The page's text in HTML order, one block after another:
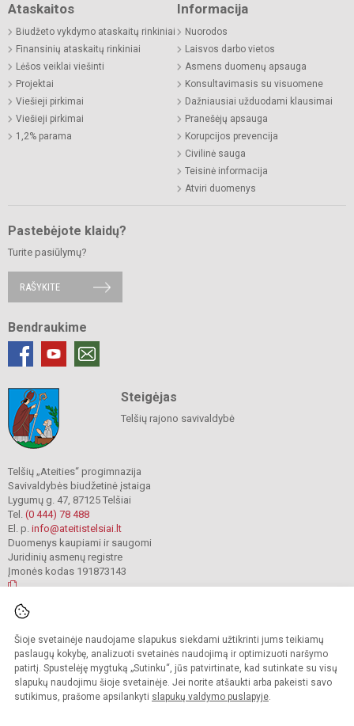
Šioje svetainėje naudojame slapukus siekdami užtikrinti jums teikiamų
paslaugų kokybę, analizuoti svetainės naudojimą ir optimizuoti naršymo
patirtį. Spustelėję mygtuką „Sutinku“, jūs patvirtinate, kad sutinkate su visų
slapukų naudojimu šioje svetainėje. Jei norite atšaukti arba pakeisti savo
sutikimus, prašome apsilankyti slapukų valdymo puslapyje.
Ataskaitos
Biudžeto vykdymo ataskaitų rinkiniai
Finansinių ataskaitų rinkiniai
Lėšos veiklai viešinti
Projektai
Viešieji pirkimai
Viešieji pirkimai
1,2% parama
Informacija
Nuorodos
Laisvos darbo vietos
Asmens duomenų apsauga
Konsultavimasis su visuomene
Dažniausiai užduodami klausimai
Pranešėjų apsauga
Korupcijos prevencija
Civilinė sauga
Teisinė informacija
Atviri duomenys
Pastebėjote klaidų?
Turite pasiūlymų?
RAŠYKITE
Bendraukime
Steigėjas
Telšių rajono savivaldybė
Telšių „Ateities“ progimnazija
Savivaldybės biudžetinė įstaiga
Lygumų g. 47, 87125 Telšiai
Tel. (0 444) 78 488
El. p. info@ateitistelsiai.lt
Duomenys kaupiami ir saugomi
Juridinių asmenų registre
Įmonės kodas 191873143
Kopijuoti turinį be raštiško progimnazijos administracijos sutikimo griežtai
draudžiama.
Prieinamumo paraiška Slapukų valdymas
Sumanus būdas atnaujinti